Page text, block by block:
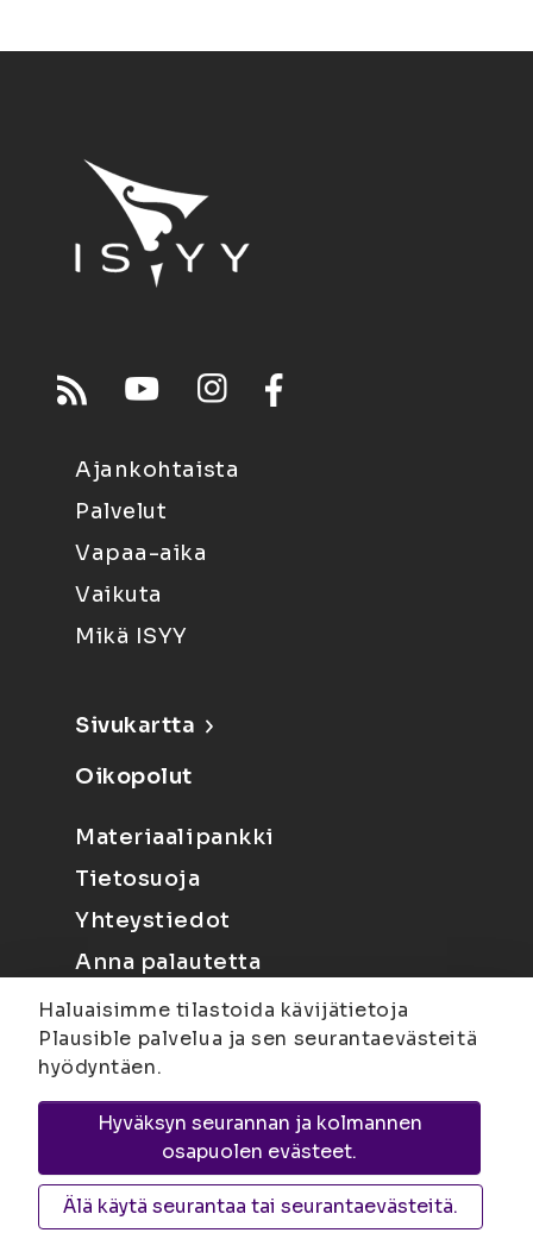
Ajankohtaista
Palvelut
Vapaa-aika
Vaikuta
Mikä ISYY
Sivukartta
Oikopolut
Materiaalipankki
Tietosuoja
Yhteystiedot
Anna palautetta
Joensuu
Suvantokatu 6, 80100 Joensuu |
KuopioYliopistonranta 15, PL 1627, 70211
Kuopio
Haluaisimme tilastoida kävijätietoja
Plausible palvelua ja sen seurantaevästeitä
hyödyntäen.
Hyväksyn seurannan ja kolmannen
osapuolen evästeet.
Älä käytä seurantaa tai seurantaevästeitä.